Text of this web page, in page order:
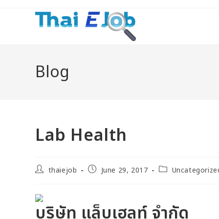
Blog
Lab Health
thaiejob June 29, 2017
บริษัท แล็บเฮลท์ จำกัด